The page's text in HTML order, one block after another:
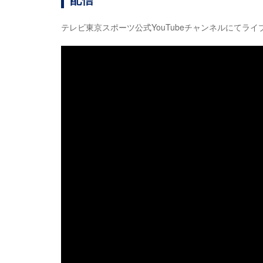
テレビ東京スポーツ公式YouTubeチャンネルにてライ